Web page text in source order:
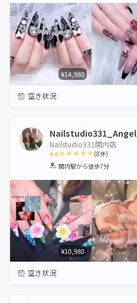
¥14,980
空き状況
Nailstudio331_Angel
Nailstudio331関内店
4.6
1 2 3 4 5
(8件)
関内駅から徒歩7分
¥10,980
空き状況